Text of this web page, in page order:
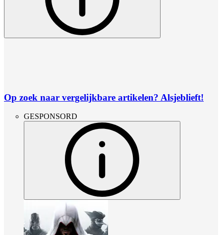
Op zoek naar vergelijkbare artikelen? Alsjeblieft!
GESPONSORD